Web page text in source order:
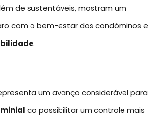
de sustentáveis, mostram um
com o bem-estar dos condôminos e
.
um avanço considerável para
ao possibilitar um controle mais